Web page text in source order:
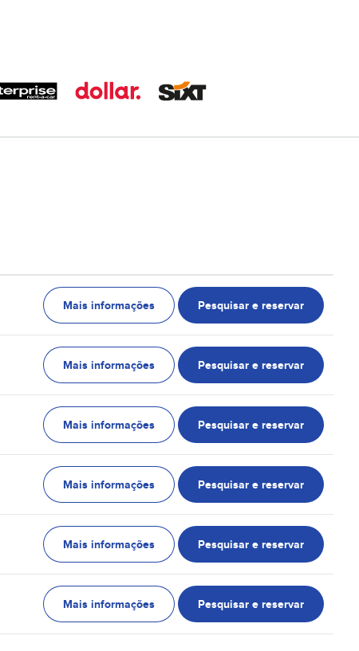
Mais informações Pesquisar e reservar
Mais informações Pesquisar e reservar
Mais informações Pesquisar e reservar
Mais informações Pesquisar e reservar
Mais informações Pesquisar e reservar
Mais informações Pesquisar e reservar